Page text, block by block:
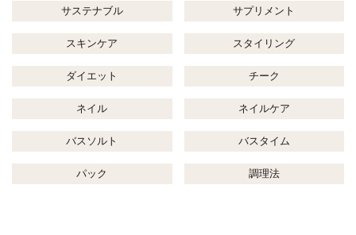
サステナブル サプリメント
スキンケア スタイリング
ダイエット チーク
ネイル ネイルケア
バスソルト バスタイム
パック 調理法